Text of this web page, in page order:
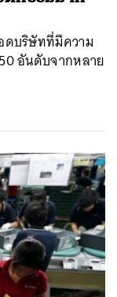
ดบริษัทที่มีความ
อันดับจากหลาย